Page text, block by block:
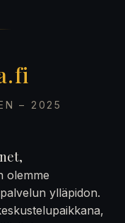
– 2025
olemme
ylläpidon.